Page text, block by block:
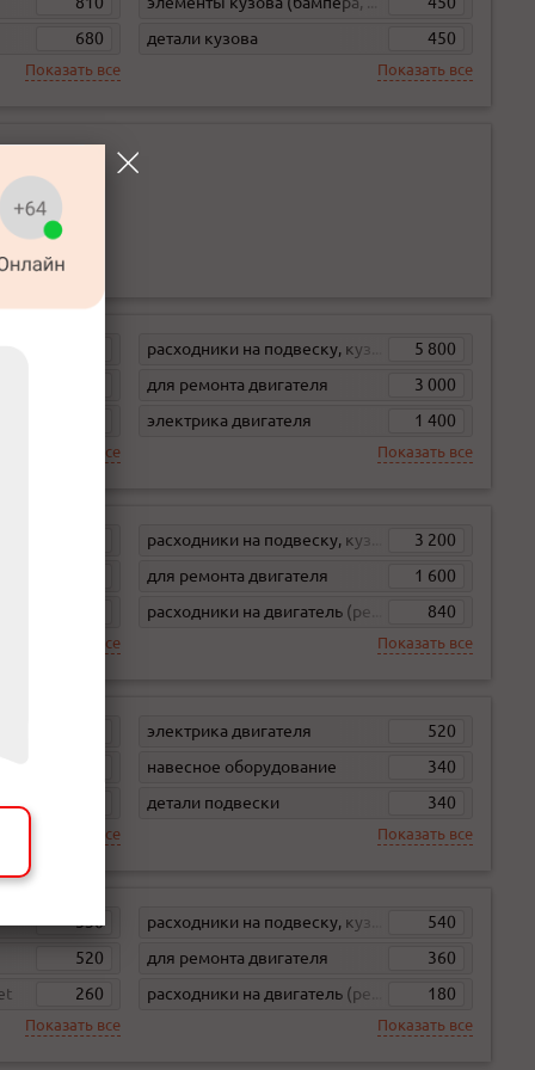
680
Показать все
детали кузова
450
Показать все
Показать все
5 800
для ремонта двигателя
3 000
электрика двигателя
1 400
Показать все
Показать все
3 200
для ремонта двигателя
1 600
840
Показать все
Показать все
электрика двигателя
520
навесное оборудование
340
детали подвески
340
Показать все
530
520
260
Показать все
540
для ремонта двигателя
360
180
Показать все